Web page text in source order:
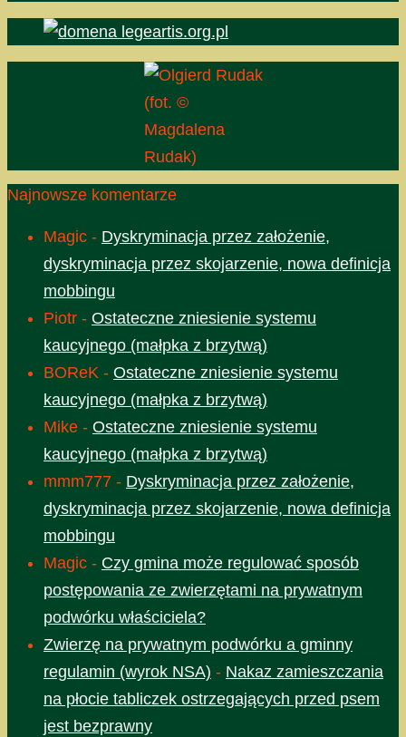
(fot. ©
Magdalena
Rudak)
Najnowsze komentarze
Magic - Dyskryminacja przez założenie,
dyskryminacja przez skojarzenie, nowa definicja
mobbingu
Piotr - Ostateczne zniesienie systemu
kaucyjnego (małpka z brzytwą)
BOReK - Ostateczne zniesienie systemu
kaucyjnego (małpka z brzytwą)
Mike - Ostateczne zniesienie systemu
kaucyjnego (małpka z brzytwą)
mmm777 - Dyskryminacja przez założenie,
dyskryminacja przez skojarzenie, nowa definicja
mobbingu
Magic - Czy gmina może regulować sposób
postępowania ze zwierzętami na prywatnym
podwórku właściciela?
Zwierzę na prywatnym podwórku a gminny
regulamin (wyrok NSA) - Nakaz zamieszczania
na płocie tabliczek ostrzegających przed psem
jest bezprawny